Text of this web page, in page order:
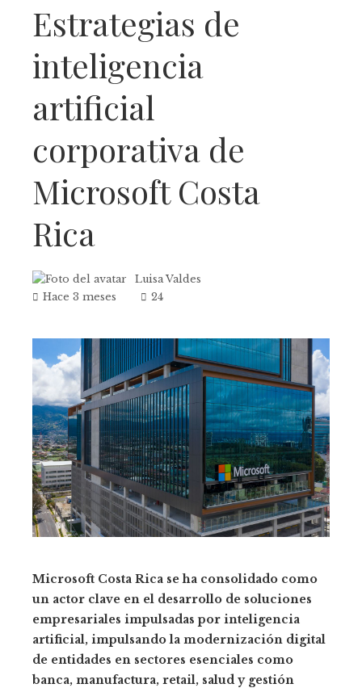
Estrategias de
inteligencia
artificial
corporativa de
Microsoft Costa
Rica
Luisa Valdes
Hace 3 meses
24
Microsoft Costa Rica se ha consolidado como
un actor clave en el desarrollo de soluciones
empresariales impulsadas por inteligencia
artificial, impulsando la modernización digital
de entidades en sectores esenciales como
banca, manufactura, retail, salud y gestión